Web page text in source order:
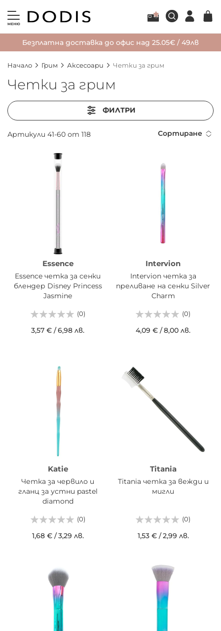
МЕНЮ
Безплатна доставка до офис над 25.05€ / 49лв
Начало Грим Аксесоари Четки за грим
Четки за грим
ФИЛТРИ
Артикули 41-60 от 118 Сортиране
Essence
Essence четка за сенки
блендер Disney Princess
Jasmine
(0)
3,57 € /6,98 лв.
Intervion
Intervion четка за
преливане на сенки Silver
Charm
(0)
4,09 € /8,00 лв.
Katie
Четка за червило и
гланц за устни pastel
diamond
(0)
1,68 €/3,29 лв.
Titania
Titania четка за вежди и
мигли
(0)
1,53 €/2,99 лв.